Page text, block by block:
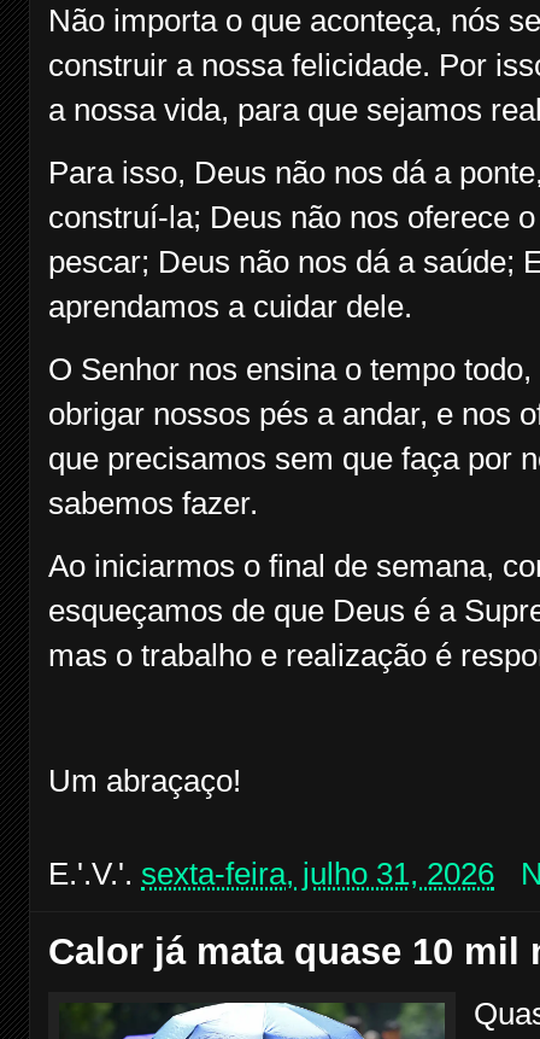
Não importa o que aconteça, nós
construir a nossa felicidade. Por
a nossa vida, para que sejamos
Para isso, Deus não nos dá a
construí-la; Deus não nos oferece
pescar; Deus não nos dá a saúde;
aprendamos a cuidar dele.
O Senhor nos ensina o tempo
obrigar nossos pés a andar, e nos
que precisamos sem que faça por
sabemos fazer.
Ao iniciarmos o final de semana,
esqueçamos de que Deus é a
mas o trabalho e realização é
Um abraçaço!
E.'.V.'. sexta-feira, julho 31, 2026
Calor já mata quase 10 mil